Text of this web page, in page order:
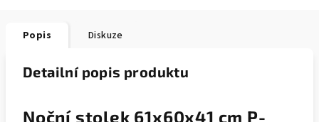
Popis Diskuze
Detailní popis produktu
Noční stolek 61x60x41 cm P-